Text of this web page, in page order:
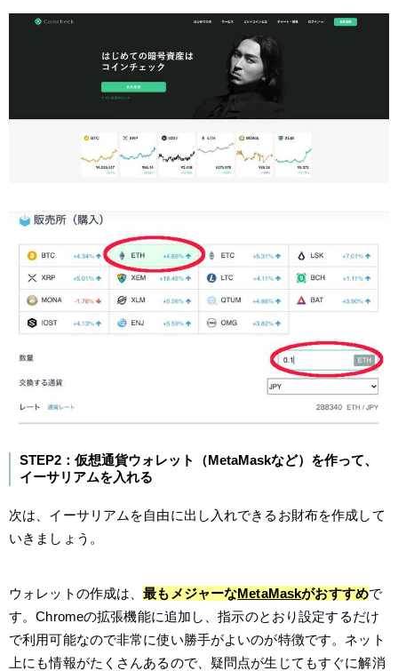
STEP2：仮想通貨ウォレット（MetaMaskなど）を作って、
イーサリアムを入れる
次は、イーサリアムを自由に出し入れできるお財布を作成して
いきましょう。
ウォレットの作成は、最もメジャーなMetaMaskがおすすめで
す。Chromeの拡張機能に追加し、指示のとおり設定するだけ
で利用可能なので非常に使い勝手がよいのが特徴です。ネット
上にも情報がたくさんあるので、疑問点が生じてもすぐに解消